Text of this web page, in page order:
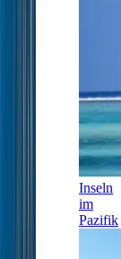
Inseln
im
Pazifik